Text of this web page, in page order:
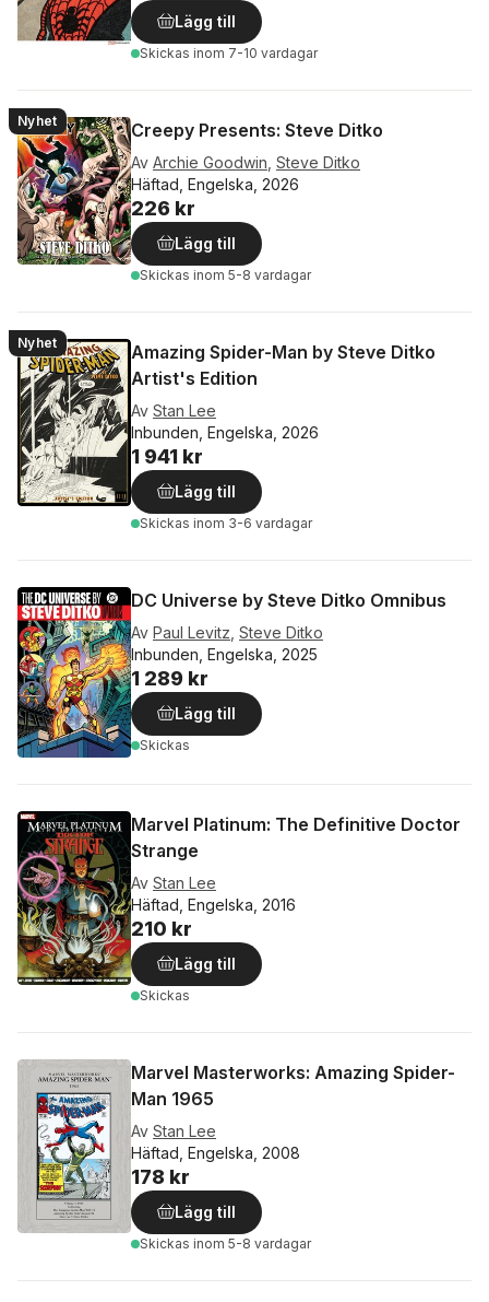
Lägg till
Skickas inom 7-10 vardagar
Nyhet Creepy Presents: Steve Ditko
Av Archie Goodwin Steve Ditko
Häftad, Engelska, 2026
226 kr
Lägg till
Skickas inom 5-8 vardagar
Nyhet
Amazing Spider-Man by Steve Ditko
Artist's Edition
Av Stan Lee
Inbunden, Engelska, 2026
1 941 kr
Lägg till
Skickas inom 3-6 vardagar
DC Universe by Steve Ditko Omnibus
Av Paul Levitz Steve Ditko
Inbunden, Engelska, 2025
1 289 kr
Lägg till
Skickas
Marvel Platinum: The Definitive Doctor
Strange
Av Stan Lee
Häftad, Engelska, 2016
210 kr
Lägg till
Skickas
Marvel Masterworks: Amazing Spider-
Man 1965
Av Stan Lee
Häftad, Engelska, 2008
178 kr
Lägg till
Skickas inom 5-8 vardagar